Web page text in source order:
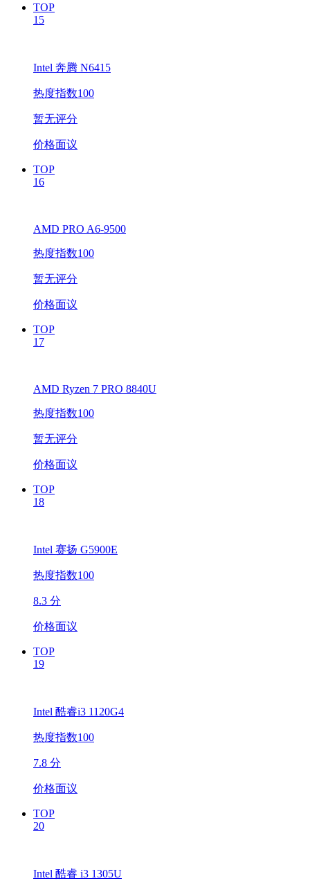
TOP
15
Intel 奔腾 N6415
热度指数100
暂无评分
价格面议
TOP
16
AMD PRO A6-9500
热度指数100
暂无评分
价格面议
TOP
17
AMD Ryzen 7 PRO 8840U
热度指数100
暂无评分
价格面议
TOP
18
Intel 赛扬 G5900E
热度指数100
8.3 分
价格面议
TOP
19
Intel 酷睿i3 1120G4
热度指数100
7.8 分
价格面议
TOP
20
Intel 酷睿 i3 1305U